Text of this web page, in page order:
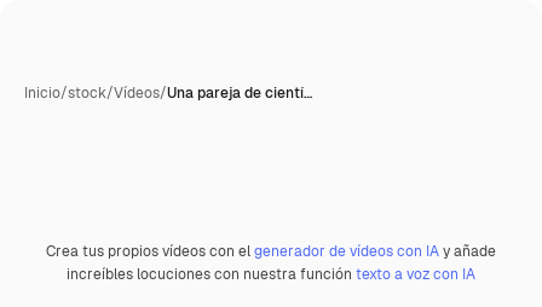
Inicio/stock/Vídeos/Una pareja de cientí…
Premium
Crea tus propios vídeos con elgenerador de vídeos con IAy añade
increíbles locuciones con nuestra función texto a voz con IA